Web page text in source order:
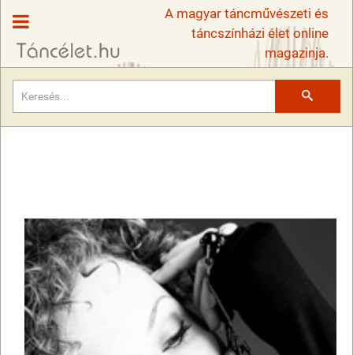
A magyar táncművészeti és
táncszínházi élet online
magazinja.